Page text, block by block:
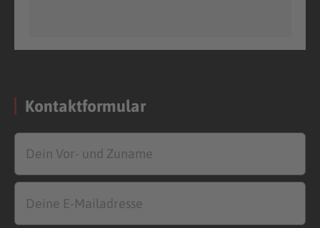
Kontaktformular